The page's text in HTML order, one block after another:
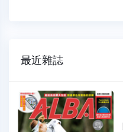
最近雜誌